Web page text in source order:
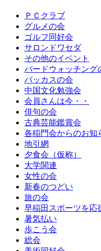
ＰＣクラブ
グルメの会
ゴルフ同好会
サロンドワセダ
その他のイベント
バードウォッチング
バッカスの会
中国文化勉強会
会員さんは今・・
俳句の会
古典芸能鑑賞会
各稲門会からのお知
地引網
夕食会（仮称）
大学関連
女性の会
新春のつどい
旅の会
早稲田スポーツを応
暑気払い
歩こう会
総会